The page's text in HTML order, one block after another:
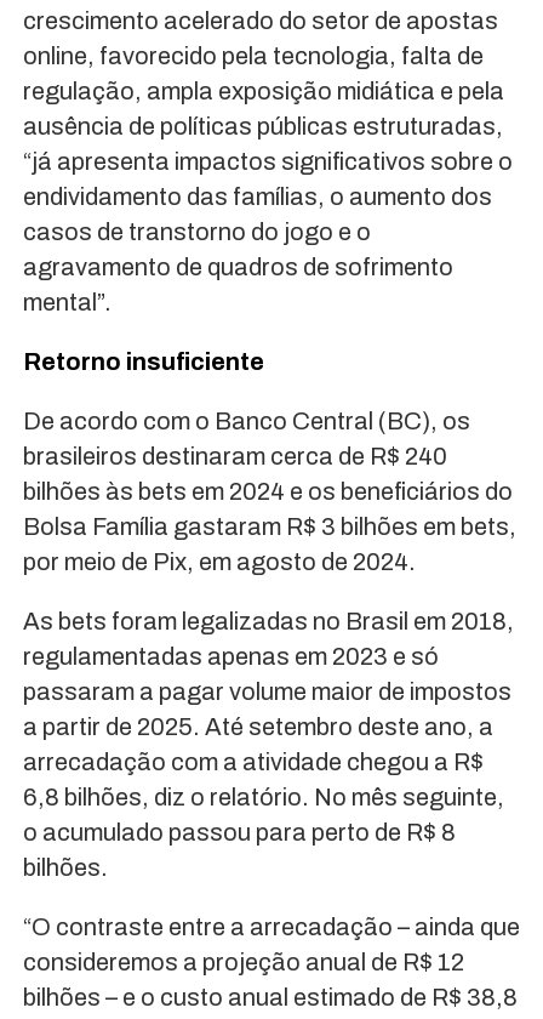
crescimento acelerado do setor de apostas
online, favorecido pela tecnologia, falta de
regulação, ampla exposição midiática e pela
ausência de políticas públicas estruturadas,
“já apresenta impactos significativos sobre o
endividamento das famílias, o aumento dos
casos de transtorno do jogo e o
agravamento de quadros de sofrimento
mental”.
Retorno insuficiente
De acordo com o Banco Central (BC), os
brasileiros destinaram cerca de R$ 240
bilhões às bets em 2024 e os beneficiários do
Bolsa Família gastaram R$ 3 bilhões em bets,
por meio de Pix, em agosto de 2024.
As bets foram legalizadas no Brasil em 2018,
regulamentadas apenas em 2023 e só
passaram a pagar volume maior de impostos
a partir de 2025. Até setembro deste ano, a
arrecadação com a atividade chegou a R$
6,8 bilhões, diz o relatório. No mês seguinte,
o acumulado passou para perto de R$ 8
bilhões.
“O contraste entre a arrecadação – ainda que
consideremos a projeção anual de R$ 12
bilhões – e o custo anual estimado de R$ 38,8